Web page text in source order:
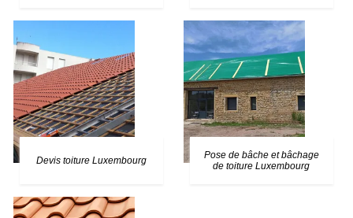
Devis toiture Luxembourg
Pose de bâche et bâchage
de toiture Luxembourg